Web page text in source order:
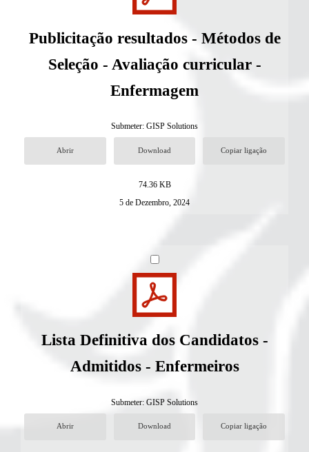
Publicitação resultados - Métodos de
Seleção - Avaliação curricular -
Enfermagem
Submeter: GISP Solutions
Abrir Download Copiar ligação
74.36 KB
5 de Dezembro, 2024
Lista Definitiva dos Candidatos -
Admitidos - Enfermeiros
Submeter: GISP Solutions
Abrir Download Copiar ligação